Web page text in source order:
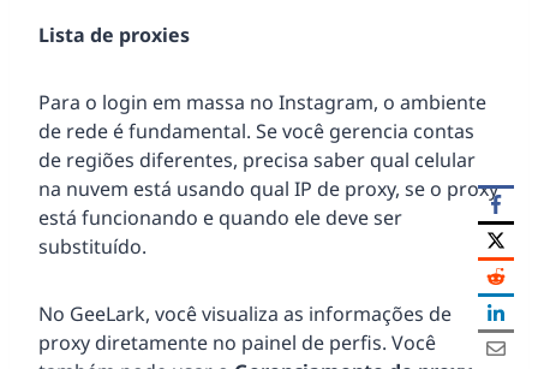
Lista de proxies
Para o login em massa no Instagram, o ambiente
de rede é fundamental. Se você gerencia contas
de regiões diferentes, precisa saber qual celular
na nuvem está usando qual IP de proxy, se o proxy
está funcionando e quando ele deve ser
substituído.
No GeeLark, você visualiza as informações de
proxy diretamente no painel de perfis. Você